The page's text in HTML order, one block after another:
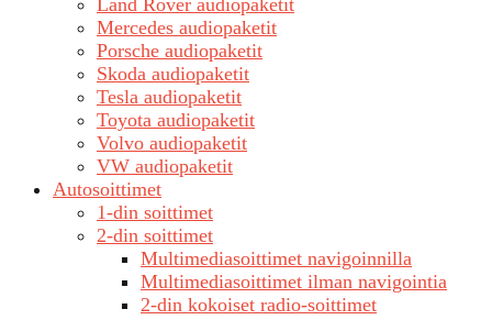
Land Rover audiopaketit
Mercedes audiopaketit
Porsche audiopaketit
Skoda audiopaketit
Tesla audiopaketit
Toyota audiopaketit
Volvo audiopaketit
VW audiopaketit
Autosoittimet
1-din soittimet
2-din soittimet
Multimediasoittimet navigoinnilla
Multimediasoittimet ilman navigointia
2-din kokoiset radio-soittimet